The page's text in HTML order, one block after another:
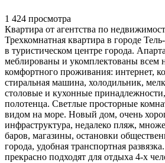
1 424 просмотра
Квартира от агентства по
Трехкомнатная квартира в городе
в туристическом центре города.
меблированы и укомплектованы всем
комфортного проживания: интернет,
стиральная машина, холодильник,
столовые и кухонные
полотенца. Светлые просторные
видом на море. Новый дом, очень
инфраструктура, недалеко пляж,
баров, магазины, остановки
города, удобная транспортная
прекрасно подходят для отдыха 4-х